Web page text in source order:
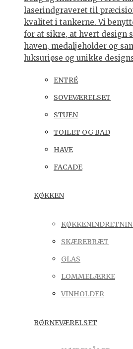
laserindgraveret til
kvalitet i tankerne. Vi
for at sikre, at hvert design
haven, medaljeholder og
luksuriøse og unikke
ENTRÉ
SOVEVÆRELSET
STUEN
TOILET OG BAD
HAVE
FACADE
KØKKEN
SKÆREBRÆT
GLAS
LOMMELÆRKE
VINHOLDER
BØRNEVÆRELSET